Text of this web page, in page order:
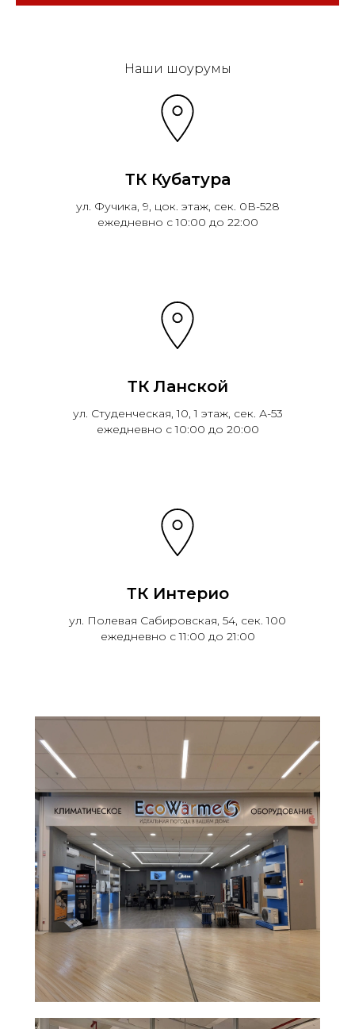
Наши шоурумы
ТК Кубатура
ул. Фучика, 9, цок. этаж, сек. 0В-528
ежедневно с 10:00 до 22:00
ТК Ланской
ул. Студенческая, 10, 1 этаж, сек. А-53
ежедневно с 10:00 до 20:00
ТК Интерио
ул. Полевая Сабировская, 54, сек. 100
ежедневно с 11:00 до 21:00